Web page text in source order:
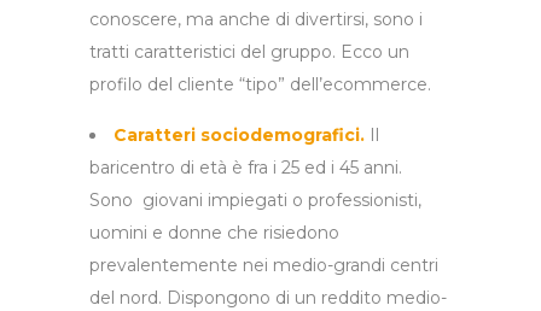
conoscere, ma anche di divertirsi, sono i
tratti caratteristici del gruppo. Ecco un
profilo del cliente “tipo” dell’ecommerce.
Caratteri sociodemografici.
baricentro di età è fra i 25 ed i 45 anni.
Sono giovani impiegati o professionisti,
uomini e donne che risiedono
prevalentemente nei medio-grandi centri
del nord. Dispongono di un reddito medio-